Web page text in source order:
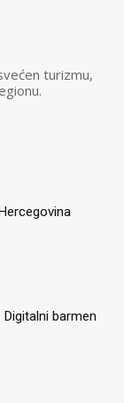
turizmu,
barmen